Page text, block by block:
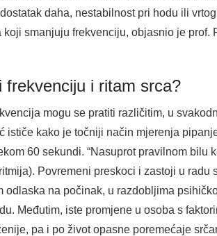
daha, nestabilnost pri hodu ili
koji smanjuju frekvenciju, objasnio je
frekvenciju i ritam srca?
mogu se pratiti različitim, u
ističe kako je točniji način mjerenja
60 sekundi. “Nasuprot pravilnom
Povremeni preskoci i zastoji u
odlaska na počinak, u razdobljima
Međutim, iste promjene u osoba s
pa i po život opasne poremećaje